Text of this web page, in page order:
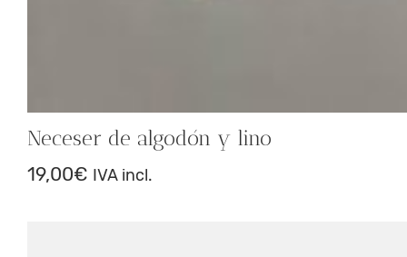
Neceser de algodón y lino
19,00€ IVA incl.